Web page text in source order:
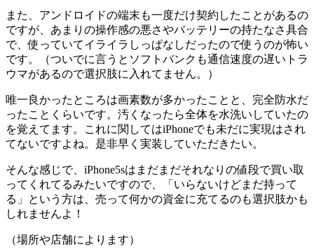
また、アンドロイドの端末も一度だけ契約したことがあるの
ですが、あまりの操作感の悪さやバッテリーの持たなさ具合
で、使っていてイライラしっぱなしだったので使うのが怖い
です。（ついでに言うとソフトバンクも通信速度の遅いトラ
ウマがあるので選択肢に入れてません。）
唯一良かったところは画素数が多かったことと、完全防水だ
ったことくらいです。汚くなったら全体を水洗いしていたの
を覚えてます。これに関してはiPhoneでも未だに実現はされ
てないですよね。是非早く実装していただきたい。
そんな感じで、iPhone5sはまだまだそれなりの値段で買い取
ってくれてるみたいですので、「いらないけどまだ持って
る」という方は、売って何かの資金に充てるのも選択肢かも
しれませんよ！
（場所や店舗によります）